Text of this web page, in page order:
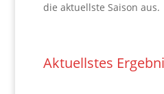
die aktuellste Saison aus.
Aktuellstes